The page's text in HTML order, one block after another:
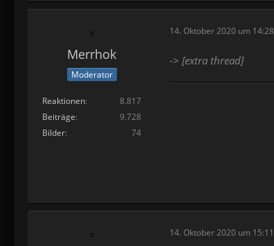
Merrhok
Moderator
Reaktionen
8.817
Beiträge
9.728
Bilder
74
14. Oktober 2020 um 14:28
-> [extra thread]
14. Oktober 2020 um 15:11